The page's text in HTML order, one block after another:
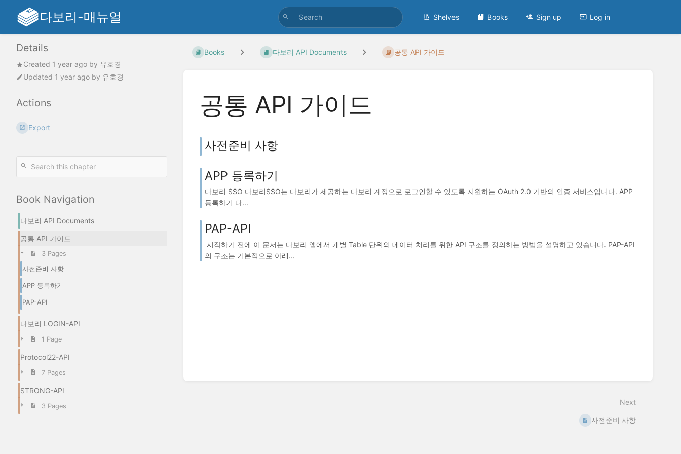
다보리-매뉴얼 Shelves Books Sign up Log in
Details
Created 1 year ago by 유호경
Updated 1 year ago by 유호경
Actions
Export
Book Navigation
다보리 API Documents
공통 API 가이드
3 Pages
사전준비 사항
APP 등록하기
PAP-API
다보리 LOGIN-API
1 Page
Protocol22-API
7 Pages
STRONG-API
3 Pages
Books 다보리 API Documents 공통 API 가이드
공통 API 가이드
사전준비 사항
APP 등록하기
다보리 SSO 다보리SSO는 다보리가 제공하는 다보리 계정으로 로그인할 수 있도록 지원하는 OAuth 2.0 기반의 인증 서비스입니다. APP
등록하기 다...
PAP-API
시작하기 전에 이 문서는 다보리 앱에서 개별 Table 단위의 데이터 처리를 위한 API 구조를 정의하는 방법을 설명하고 있습니다. PAP-API
의 구조는 기본적으로 아래...
Next
사전준비 사항